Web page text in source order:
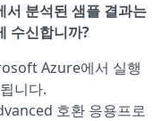
분석된 샘플 결과는
수신합니까?
Azure에서 실행
니다.
호환 응용프로